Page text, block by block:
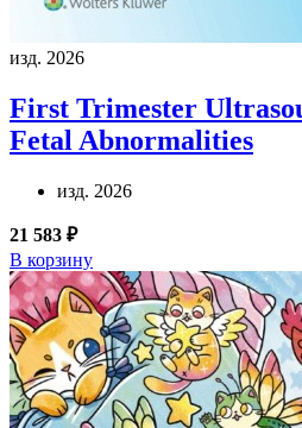
изд. 2026
First Trimester
Fetal Abnormalities
изд. 2026
21 583 ₽
В корзину